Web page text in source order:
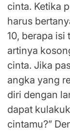
cinta. Ketika
harus
10, berapa isi
artinya
cinta. Jika
angka yang
diri dengan
dapat
cintamu?”